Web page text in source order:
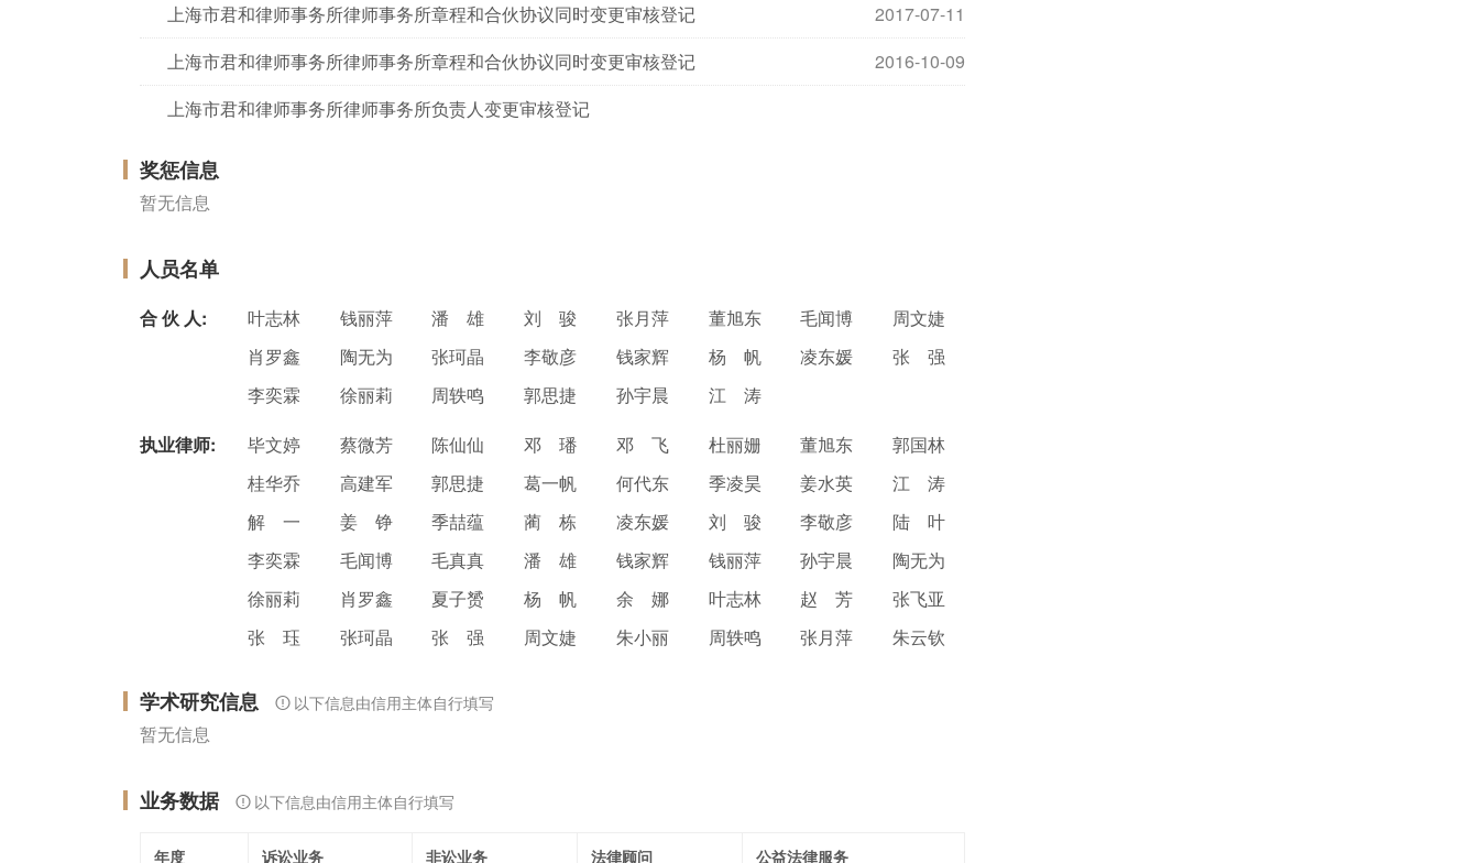
2017-07-11
上海市君和律师事务所律师事务所章程和合伙协议同时变更审核登记
2016-10-09
上海市君和律师事务所律师事务所章程和合伙协议同时变更审核登记
上海市君和律师事务所律师事务所负责人变更审核登记
奖惩信息
暂无信息
人员名单
合 伙 人: 叶志林 钱丽萍 潘 雄 刘 骏 张月萍 董旭东 毛闻博
周文婕
肖罗鑫
陶无为 张珂晶 李敬彦 钱家辉 杨 帆 凌东媛
张 强
李奕霖
徐丽莉 周轶鸣 郭思捷 孙宇晨
江 涛
执业律师:
毕文婷 蔡微芳 陈仙仙 邓 璠 邓 飞 杜丽姗 董旭东
郭国林
桂华乔
高建军 郭思捷 葛一帆 何代东 季凌昊 姜水英
江 涛
解 一
姜 铮 季喆蕴 蔺 栋 凌东媛 刘 骏 李敬彦
陆 叶
李奕霖
毛闻博 毛真真 潘 雄 钱家辉 钱丽萍 孙宇晨
陶无为
徐丽莉
肖罗鑫 夏子赟 杨 帆 余 娜 叶志林 赵 芳
张飞亚
张 珏
张珂晶 张 强 周文婕 朱小丽 周轶鸣 张月萍 朱云钦
学术研究信息 以下信息由信用主体自行填写
暂无信息
业务数据 以下信息由信用主体自行填写
年度 诉讼业务 非讼业务 法律顾问 公益法律服务